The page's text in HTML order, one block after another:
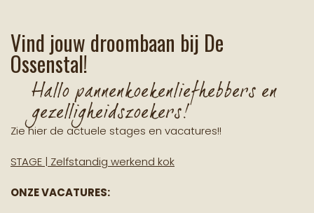
Vind jouw droombaan bij De
Ossenstal!
Hallo pannenkoekenliefhebbers en
gezelligheidszoekers!
Zie hier de actuele stages en vacatures!!
STAGE | Zelfstandig werkend kok
ONZE VACATURES: